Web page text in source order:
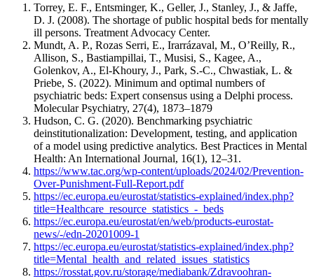
Torrey, E. F., Entsminger, K., Geller, J., Stanley, J., & Jaffe,
D. J. (2008). The shortage of public hospital beds for mentally
ill persons. Treatment Advocacy Center.
Mundt, A. P., Rozas Serri, E., Irarrázaval, M., O’Reilly, R.,
Allison, S., Bastiampillai, T., Musisi, S., Kagee, A.,
Golenkov, A., El-Khoury, J., Park, S.-C., Chwastiak, L. &
Priebe, S. (2022). Minimum and optimal numbers of
psychiatric beds: Expert consensus using a Delphi process.
Molecular Psychiatry, 27(4), 1873–1879
Hudson, C. G. (2020). Benchmarking psychiatric
deinstitutionalization: Development, testing, and application
of a model using predictive analytics. Best Practices in Mental
Health: An International Journal, 16(1), 12–31.
https://www.tac.org/wp-content/uploads/2024/02/Prevention-
Over-Punishment-Full-Report.pdf
https://ec.europa.eu/eurostat/statistics-explained/index.php?
title=Healthcare_resource_statistics_-_beds
https://ec.europa.eu/eurostat/en/web/products-eurostat-
news/-/edn-20201009-1
https://ec.europa.eu/eurostat/statistics-explained/index.php?
title=Mental_health_and_related_issues_statistics
https://rosstat.gov.ru/storage/mediabank/Zdravoohran-